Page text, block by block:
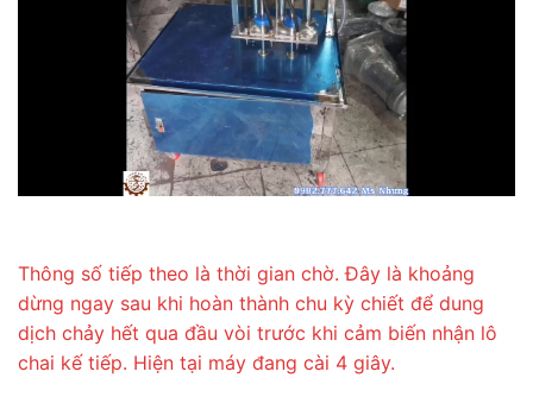
Thông số tiếp theo là thời gian chờ. Đây là khoảng
dừng ngay sau khi hoàn thành chu kỳ chiết để dung
dịch chảy hết qua đầu vòi trước khi cảm biến nhận lô
chai kế tiếp. Hiện tại máy đang cài 4 giây.